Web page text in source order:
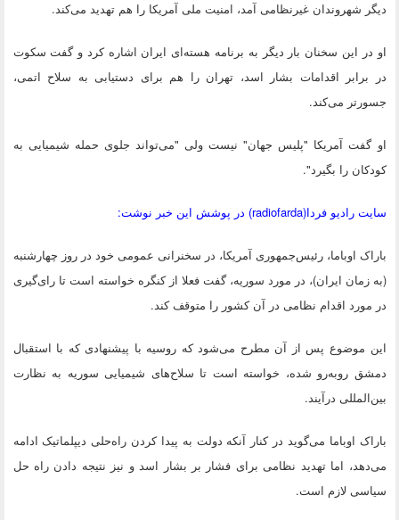
دیگر شهروندان غیرنظامی آمد، امنیت ملی آمریکا را هم تهدید می‌کند.
او در این سخنان بار دیگر به برنامه هسته‌ای ایران اشاره کرد و گفت سکوت
در برابر اقدامات بشار اسد، تهران را هم برای دستیابی به سلاح اتمی،
جسورتر می‌کند.
او گفت آمریکا "پلیس جهان" نیست ولی "می‌تواند جلوی حمله شیمیایی به
کودکان را بگیرد".
سایت رادیو فردا(radiofarda) در پوشش این خبر نوشت:
باراک اوباما، رئیس‌جمهوری آمریکا، در سخنرانی عمومی خود در روز چهارشنبه
(به زمان ایران)، در مورد سوریه، گفت فعلا از کنگره خواسته است تا رای‌گیری
در مورد اقدام نظامی در آن کشور را متوقف کند.
این موضوع پس از آن مطرح می‌شود که روسیه با پیشنهادی که با استقبال
دمشق روبه‌رو شده، خواسته است تا سلاح‌های شیمیایی سوریه به نظارت
بین‌المللی درآیند.
باراک اوباما می‌گوید در کنار آنکه دولت به پیدا کردن راه‌حلی دیپلماتیک ادامه
می‌دهد، اما تهدید نظامی برای فشار بر بشار اسد و نیز نتیجه دادن راه حل
سیاسی لازم است.